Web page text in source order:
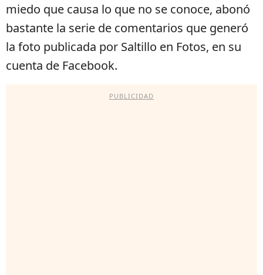
miedo que causa lo que no se conoce, abonó
bastante la serie de comentarios que generó
la foto publicada por Saltillo en Fotos, en su
cuenta de Facebook.
PUBLICIDAD